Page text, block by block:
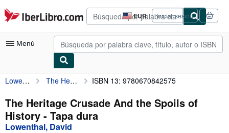
Pasar al contenido principal
IberLibro.com EUR
Preferencias
de
compra
del
Iniciar sesión
Menú
Mi cuenta
Consultar mis pedidos
Búsqueda avanzada
Lowenthal, David The Heritage Crusade And the Spoils of History ISBN 13: 9780670842575
The Heritage Crusade And the Spoils of
History - Tapa dura
Lowenthal, David